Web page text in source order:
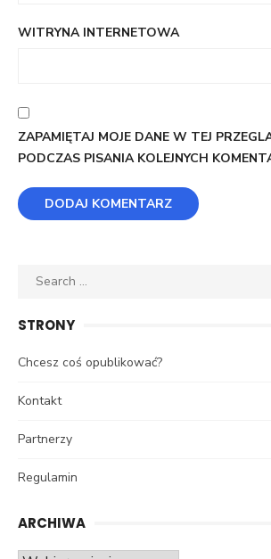
WITRYNA INTERNETOWA
ZAPAMIĘTAJ MOJE DANE W TEJ
PODCZAS PISANIA KOLEJNYCH
Search
STRONY
Chcesz coś opublikować?
Kontakt
Partnerzy
Regulamin
ARCHIWA